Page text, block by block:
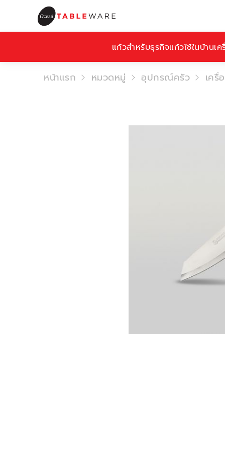
แก้วสำหรับธุรกิจแก้วใช้ในบ้านเ
หน้าแรก หมวดหมู่ อุปกรณ์ครัว เครื่